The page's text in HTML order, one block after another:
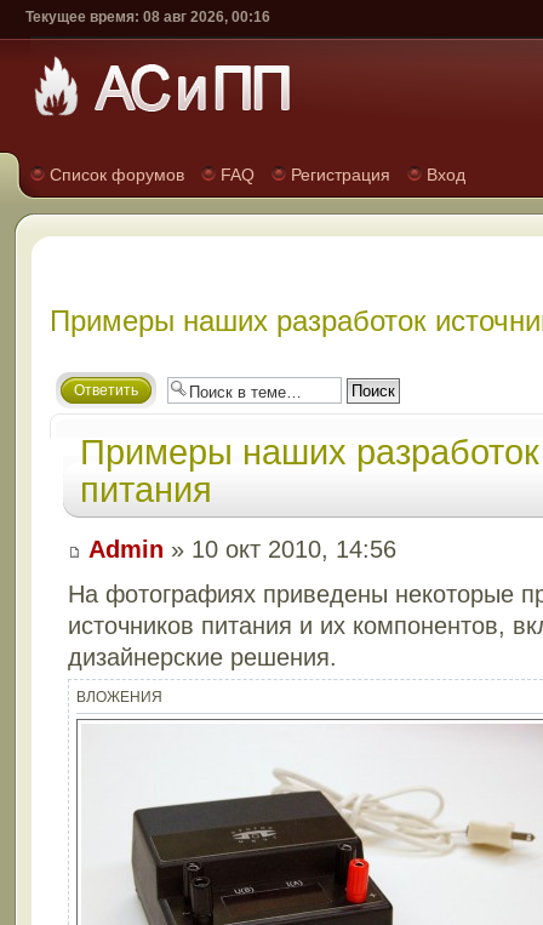
Текущее время: 08 авг 2026, 00:16
Список форумов FAQ Регистрация Вход
Примеры наших разработок
Ответить
Примеры наших разработок
питания
Admin » 10 окт 2010, 14:56
На фотографиях приведены некоторые
источников питания и их компонентов,
дизайнерские решения.
ВЛОЖЕНИЯ